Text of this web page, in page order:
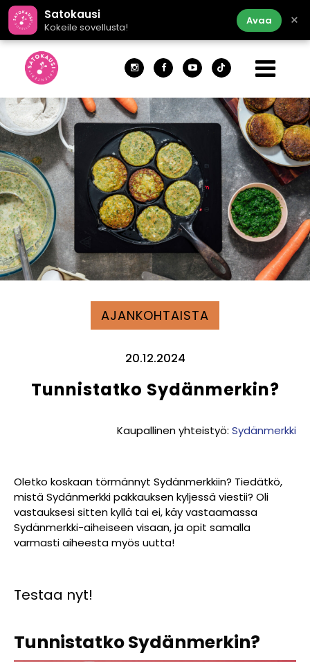
Satokausi
Kokeile sovellusta!
Avaa ×
AJANKOHTAISTA
20.12.2024
Tunnistatko Sydänmerkin?
Kaupallinen yhteistyö: Sydänmerkki
Oletko koskaan törmännyt Sydänmerkkiin? Tiedätkö,
mistä Sydänmerkki pakkauksen kyljessä viestii? Oli
vastauksesi sitten kyllä tai ei, käy vastaamassa
Sydänmerkki-aiheiseen visaan, ja opit samalla
varmasti aiheesta myös uutta!
Testaa nyt!
Tunnistatko
Sydänmerkin?
Tunnistatko Sydänmerkin?